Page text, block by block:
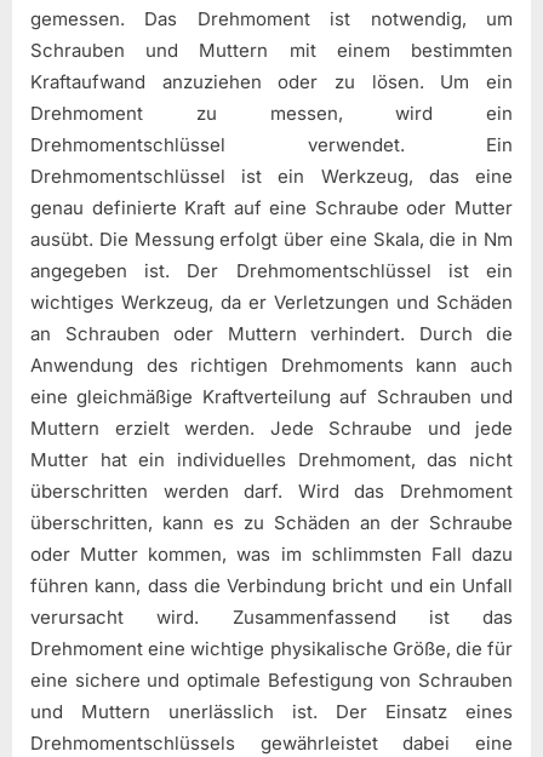
gemessen. Das Drehmoment ist notwendig, um
Schrauben und Muttern mit einem bestimmten
Kraftaufwand anzuziehen oder zu lösen. Um ein
Drehmoment zu messen, wird ein
Drehmomentschlüssel verwendet. Ein
Drehmomentschlüssel ist ein Werkzeug, das eine
genau definierte Kraft auf eine Schraube oder Mutter
ausübt. Die Messung erfolgt über eine Skala, die in Nm
angegeben ist. Der Drehmomentschlüssel ist ein
wichtiges Werkzeug, da er Verletzungen und Schäden
an Schrauben oder Muttern verhindert. Durch die
Anwendung des richtigen Drehmoments kann auch
eine gleichmäßige Kraftverteilung auf Schrauben und
Muttern erzielt werden. Jede Schraube und jede
Mutter hat ein individuelles Drehmoment, das nicht
überschritten werden darf. Wird das Drehmoment
überschritten, kann es zu Schäden an der Schraube
oder Mutter kommen, was im schlimmsten Fall dazu
führen kann, dass die Verbindung bricht und ein Unfall
verursacht wird. Zusammenfassend ist das
Drehmoment eine wichtige physikalische Größe, die für
eine sichere und optimale Befestigung von Schrauben
und Muttern unerlässlich ist. Der Einsatz eines
Drehmomentschlüssels gewährleistet dabei eine